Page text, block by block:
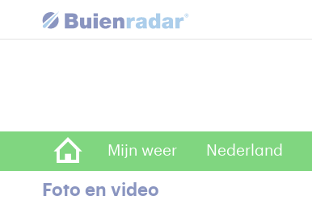
Mijn weer Nederland
Foto en video